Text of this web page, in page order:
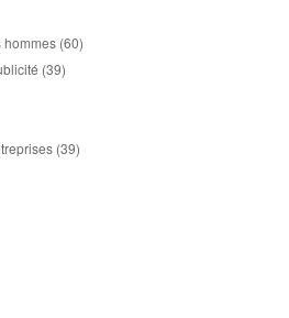
hommes (60)
(39)
(39)